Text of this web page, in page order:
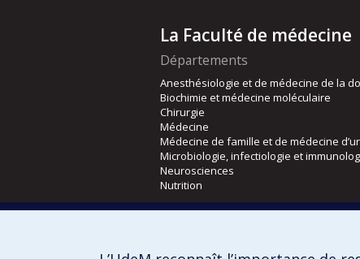
La Faculté de médecine
Départements
Anesthésiologie et de médecine de la
Biochimie et médecine moléculaire
Chirurgie
Médecine
Médecine de famille et de médecine
Microbiologie, infectiologie et
Neurosciences
Nutrition